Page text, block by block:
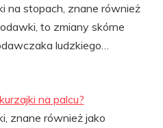
na stopach, znane również
to zmiany skórne
ludzkiego…
na palcu?
znane również jako